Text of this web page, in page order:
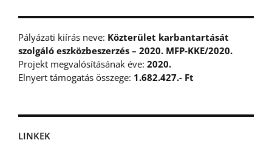
Pályázati kiírás neve: Közterület karbantartását
szolgáló eszközbeszerzés – 2020. MFP-KKE/2020.
Projekt megvalósításának éve: 2020.
Elnyert támogatás összege: 1.682.427.- Ft
LINKEK